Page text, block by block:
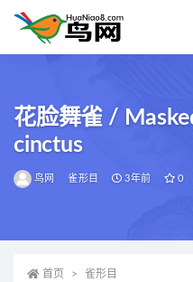
花脸舞雀 /
cinctus
鸟网 雀形目 3年前 0
首页 雀形目